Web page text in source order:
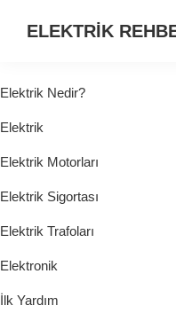
ELEKTRİK
HER
ŞEY...
Elektrik Nedir?
Elektrik
Elektrik Motorları
Elektrik Sigortası
Elektrik Trafoları
Elektronik
İlk Yardım